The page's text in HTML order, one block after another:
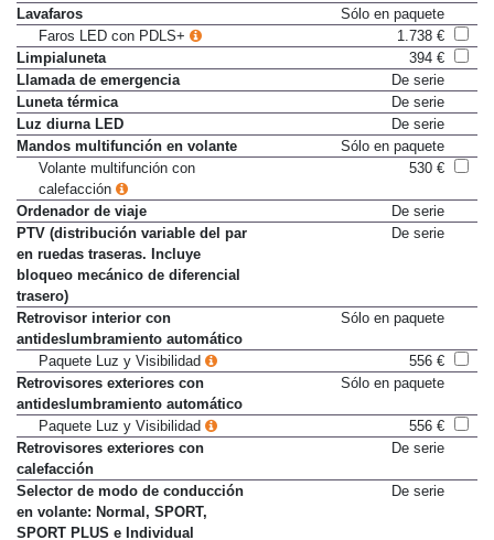
Indicador de límite de velocidad
380 €
Lavafaros
Sólo en paquete
Faros LED con PDLS+
1.738 €
Limpialuneta
394 €
Llamada de emergencia
De serie
Luneta térmica
De serie
Luz diurna LED
De serie
Mandos multifunción en volante
Sólo en paquete
Volante multifunción con
calefacción
Ordenador de viaje
De serie
PTV (distribución variable del par
en ruedas traseras. Incluye
bloqueo mecánico de diferencial
trasero)
Retrovisor interior con
antideslumbramiento automático
Paquete Luz y Visibilidad
556 €
Retrovisores exteriores con
antideslumbramiento automático
Paquete Luz y Visibilidad
556 €
Retrovisores exteriores con
calefacción
Selector de modo de conducción
en volante: Normal, SPORT,